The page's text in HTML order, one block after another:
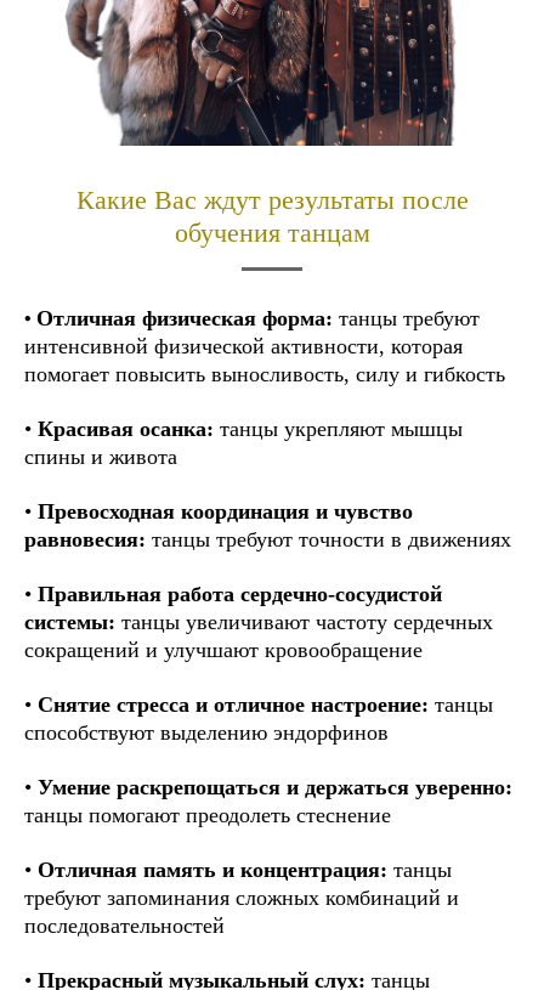
Какие Вас ждут результаты после
обучения танцам
• Отличная физическая форма: танцы требуют
интенсивной физической активности, которая
помогает повысить выносливость, силу и гибкость
• Красивая осанка: танцы укрепляют мышцы
спины и живота
• Превосходная координация и чувство
равновесия: танцы требуют точности в движениях
• Правильная работа сердечно-сосудистой
системы: танцы увеличивают частоту сердечных
сокращений и улучшают кровообращение
• Снятие стресса и отличное настроение: танцы
способствуют выделению эндорфинов
• Умение раскрепощаться и держаться уверенно:
танцы помогают преодолеть стеснение
• Отличная память и концентрация: танцы
требуют запоминания сложных комбинаций и
последовательностей
• Прекрасный музыкальный слух: танцы